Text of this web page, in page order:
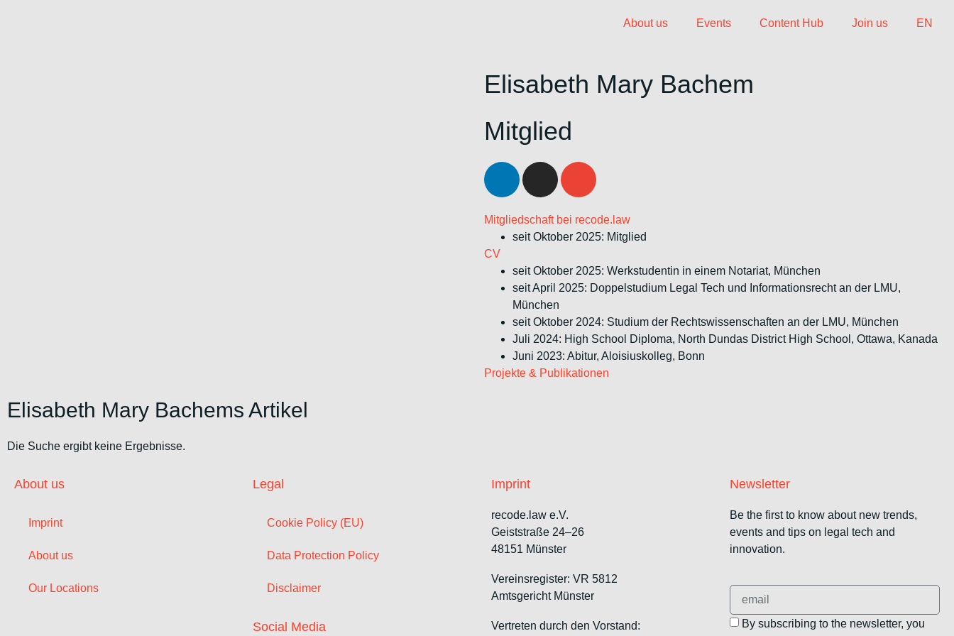
About us Events Content Hub Join us EN
Elisabeth Mary Bachem
Mitglied
Mitgliedschaft bei recode.law
seit Oktober 2025: Mitglied
CV
seit Oktober 2025: Werkstudentin in einem Notariat, München
seit April 2025: Doppelstudium Legal Tech und Informationsrecht an der LMU,
München
seit Oktober 2024: Studium der Rechtswissenschaften an der LMU, München
Juli 2024: High School Diploma, North Dundas District High School, Ottawa, Kanada
Juni 2023: Abitur, Aloisiuskolleg, Bonn
Projekte & Publikationen
Elisabeth Mary Bachems Artikel
Die Suche ergibt keine Ergebnisse.
About us
Imprint
About us
Our Locations
Legal
Cookie Policy (EU)
Data Protection Policy
Disclaimer
Social Media
Imprint
recode.law e.V.
Geiststraße 24–26
48151 Münster
Vereinsregister: VR 5812
Amtsgericht Münster
Vertreten durch den Vorstand:
Newsletter
Be the first to know about new trends,
events and tips on legal tech and
innovation.
By subscribing to the newsletter, you